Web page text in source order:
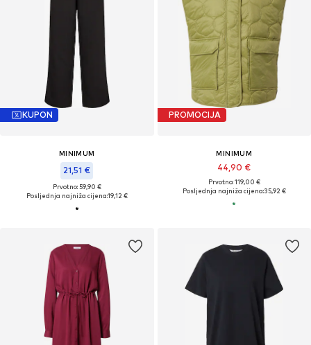
KUPON
MINIMUM
21,51 €
Prvotno: 59,90 €
Posljednja najniža cijena:19,12 €
PROMOCIJA
MINIMUM
44,90 €
Prvotno: 119,00 €
Posljednja najniža cijena:35,92 €